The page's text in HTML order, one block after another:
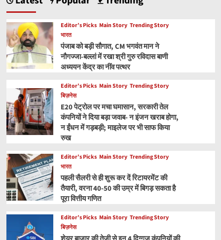
Editor’s Picks Main Story Trending Story
भारत
पंजाब को बड़ी सौगात, CM भगवंत मान ने
नौगज्जा-बल्लां में रखा श्री गुरु रविदास बाणी
अध्ययन केंद्र का नींव पत्थर
Editor’s Picks Main Story Trending Story
बिज़नेस
E20 पेट्रोल पर मचा घमासान, सरकारी तेल
कंपनियों ने दिया बड़ा जवाब- न इंजन खराब होगा,
न ईंधन में गड़बड़ी; माइलेज पर भी साफ किया
रुख
Editor’s Picks Main Story Trending Story
भारत
पहली सैलरी से ही शुरू कर दें रिटायरमेंट की
तैयारी, वरना 40-50 की उम्र में बिगड़ सकता है
पूरा वित्तीय गणित
Editor’s Picks Main Story Trending Story
बिज़नेस